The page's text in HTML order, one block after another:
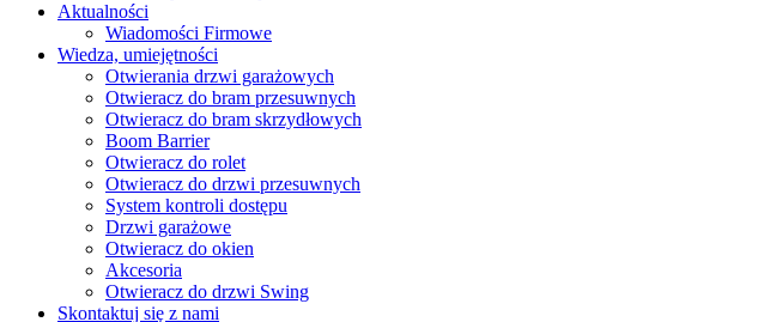
Aktualności
Wiadomości Firmowe
Wiedza, umiejętności
Otwierania drzwi garażowych
Otwieracz do bram przesuwnych
Otwieracz do bram skrzydłowych
Boom Barrier
Otwieracz do rolet
Otwieracz do drzwi przesuwnych
System kontroli dostępu
Drzwi garażowe
Otwieracz do okien
Akcesoria
Otwieracz do drzwi Swing
Skontaktuj się z nami